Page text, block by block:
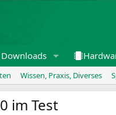
Downloads
Wissen, Praxis, Diverses
im Test